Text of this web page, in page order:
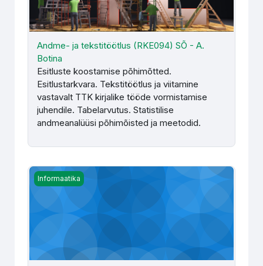
Andme- ja tekstitöötlus (RKE094) SÕ - A.
Botina
Esitluste koostamise põhimõtted.
Esitlustarkvara. Tekstitöötlus ja viitamine
vastavalt TTK kirjalike tööde vormistamise
juhendile. Tabelarvutus. Statistilise
andmeanalüüsi põhimõisted ja meetodid.
Andme- ja tekstitöötlus KTJ2025 (kaugõpe) - M. Rebane
Informaatika